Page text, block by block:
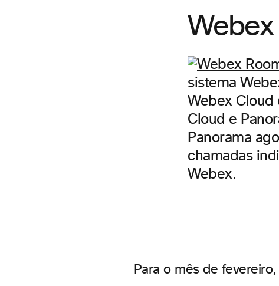
Webex
sistema
Webex Cloud
Cloud e
Panorama
chamadas
Webex.
Para o mês de